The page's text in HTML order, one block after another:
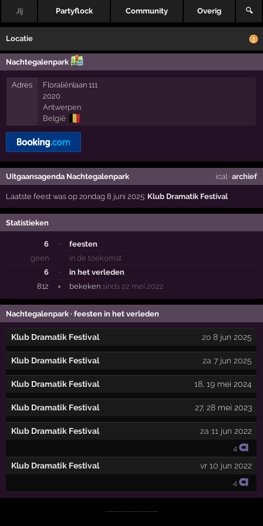
Jij Partyflock Community Overig 🔍
Locatie
Nachtegalenpark
Adres
Floraliënlaan 111
2020
Antwerpen
België 🇧🇪
Uitgaansagenda Nachtegalenpark ical · archief
Laatste feest was op zondag 8 juni 2025: Klub Dramatik Festival
Statistieken
6 ·
feesten
geen
·
in de toekomst
6
·
in het verleden
812
× bekeken sinds 22 mei 2022
Nachtegalenpark · feesten in het verleden
Klub Dramatik Festival zo 8 jun 2025
Klub Dramatik Festival za 7 jun 2025
Klub Dramatik Festival 18, 19mei 2024
Klub Dramatik Festival 27, 28mei 2023
Klub Dramatik Festival za 11 jun 2022
4
Klub Dramatik Festival vr 10 jun 2022
4